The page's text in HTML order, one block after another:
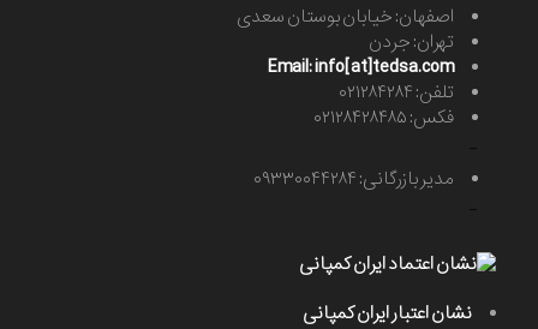
اصفهان: خیابان بوستان سعدی
تهران: جردن
Email: info[at]tedsa.com
تلفن: ۰۲۱۲۸۴۲۸۴
فکس: ۰۲۱۲۸۴۲۸۴۸۵
مدیر بازرگانی: ۰۹۳۳۰۰۴۴۲۸۴
نشان اعتبار ایران کمپانی